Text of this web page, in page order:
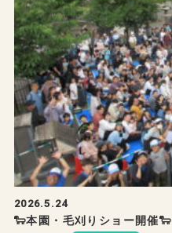
2026.5.24
🐑本園・毛刈りショー開催🐑